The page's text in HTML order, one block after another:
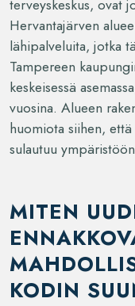
terveyskeskus, ovat
Hervantajärven
lähipalveluita, jotka
Tampereen
keskeisessä
vuosina. Alueen
huomiota siihen,
sulautuu
MITEN
KODIN